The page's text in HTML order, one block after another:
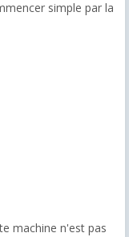
simple par la
machine n'est pas